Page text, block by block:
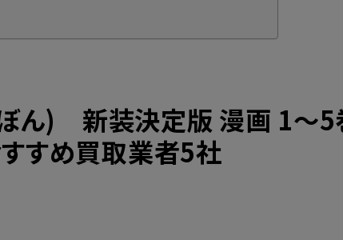
ぼん) 新装決定版 漫画 1～
すすめ買取業者5社